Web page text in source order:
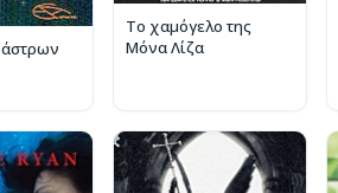
Το χαμόγελο της
Μόνα Λίζα